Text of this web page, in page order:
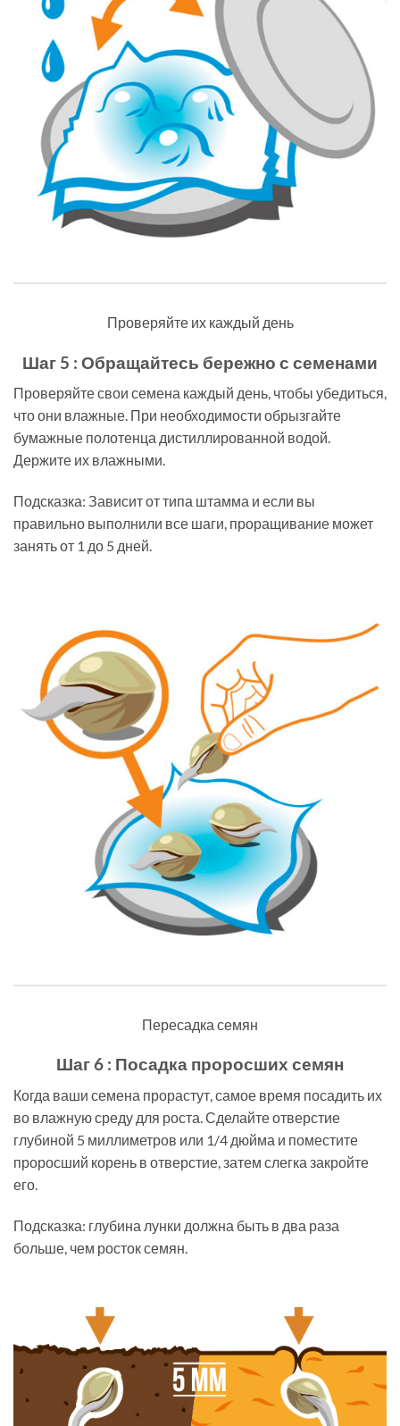
Проверяйте их каждый день
Шаг 5 : Обращайтесь бережно с семенами
Проверяйте свои семена каждый день, чтобы убедиться,
что они влажные. При необходимости обрызгайте
бумажные полотенца дистиллированной водой.
Держите их влажными.
Подсказка: Зависит от типа штамма и если вы
правильно выполнили все шаги, проращивание может
занять от 1 до 5 дней.
Пересадка семян
Шаг 6 : Посадка проросших семян
Когда ваши семена прорастут, самое время посадить их
во влажную среду для роста. Сделайте отверстие
глубиной 5 миллиметров или 1/4 дюйма и поместите
проросший корень в отверстие, затем слегка закройте
его.
Подсказка: глубина лунки должна быть в два раза
больше, чем росток семян.